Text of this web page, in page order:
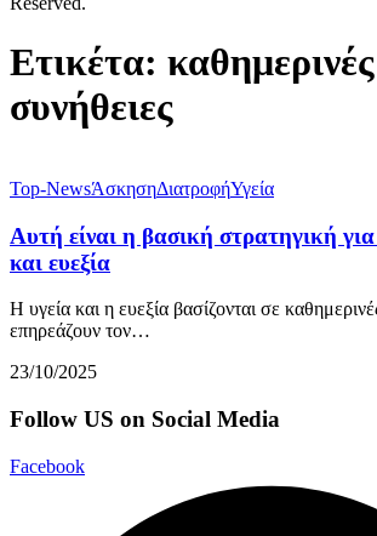
Ετικέτα: καθημερινές
συνήθειες
Top-NewsΆσκησηΔιατροφήΥγεία
Αυτή είναι η βασική στρατηγική για
και ευεξία
Η υγεία και η ευεξία βασίζονται σε
επηρεάζουν τον…
23/10/2025
Follow US on Social Media
Facebook